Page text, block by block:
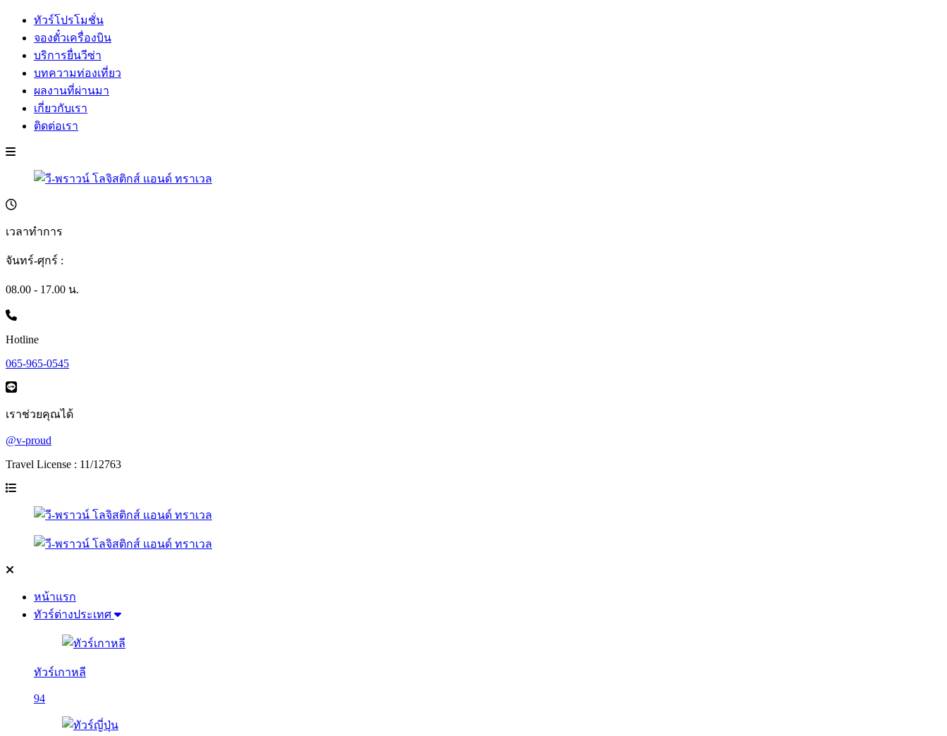
ทัวร์โปรโมชั่น
จองตั๋วเครื่องบิน
บริการยื่นวีซ่า
บทความท่องเที่ยว
ผลงานที่ผ่านมา
เกี่ยวกับเรา
ติดต่อเรา
เวลาทำการ
จันทร์-ศุกร์ :
08.00 - 17.00 น.
Hotline
065-965-0545
เราช่วยคุณได้
@v-proud
Travel License : 11/12763
หน้าแรก
ทัวร์ต่างประเทศ
ทัวร์เกาหลี
94